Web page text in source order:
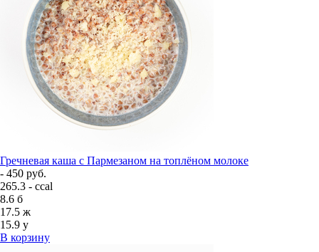
Гречневая каша с Пармезаном на топлёном молоке
- 450 руб.
265.3 - ccal
8.6 б
17.5 ж
15.9 у
В корзину